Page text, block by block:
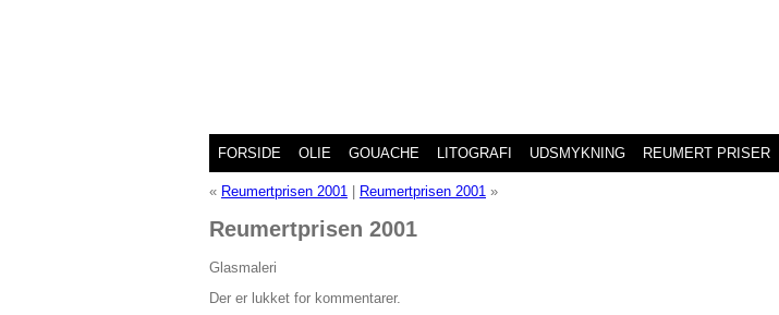
FORSIDE OLIE GOUACHE LITOGRAFI UDSMYKNING REUMERT PRISER
« Reumertprisen 2001 Reumertprisen 2001 »
Reumertprisen 2001
Glasmaleri
Der er lukket for kommentarer.